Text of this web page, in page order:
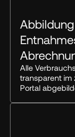
Alle
transparent im
Portal